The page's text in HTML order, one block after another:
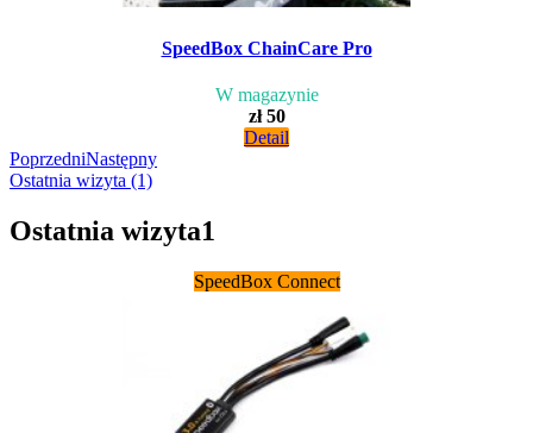
SpeedBox ChainCare Pro
W magazynie
zł 50
Detail
PoprzedniNastępny
Ostatnia wizyta (1)
Ostatnia wizyta1
SpeedBox Connect